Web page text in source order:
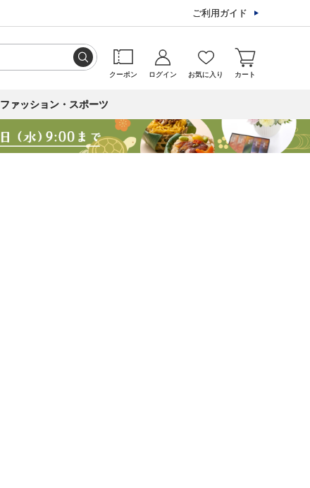
ご利用ガイド
クーポン ログイン お気に入り カート
ファッション・スポーツ